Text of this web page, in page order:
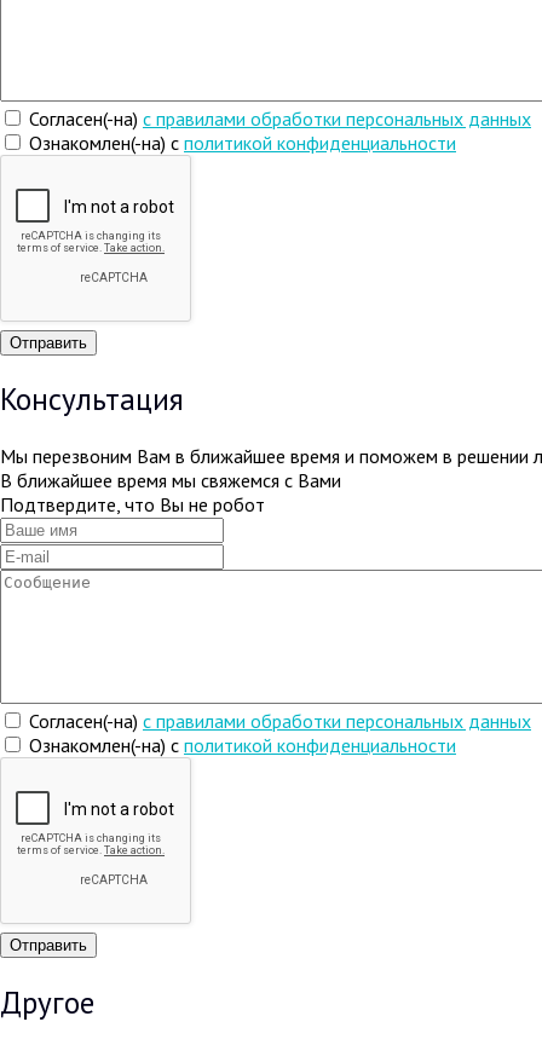
Согласен(-на) c правилами обработки персональных данных
Ознакомлен(-на) с политикой конфиденциальности
Консультация
Мы перезвоним Вам в ближайшее время и поможем в решении
В ближайшее время мы свяжемся с Вами
Подтвердите, что Вы не робот
Согласен(-на) c правилами обработки персональных данных
Ознакомлен(-на) с политикой конфиденциальности
Другое